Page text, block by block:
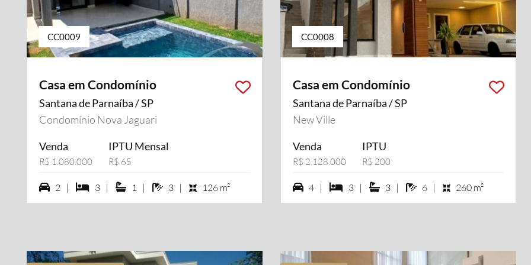
CC0009
Casa em Condomínio
Santana de Parnaíba / SP
Condomínio Nova Jaguari
Venda
R$ 1.080.000
IPTU Mensal
R$ 65
2 vagas na garagem
2 | 3 dormiórios
3 | 1 suítes
1 | 3 banheiros
3 | 126 m²
CC0008
Casa em Condomínio
Santana de Parnaíba / SP
New Ville
Venda
R$ 2.128.000
IPTU
R$ 200
4 vagas na garagem
4 | 3 dormiórios
3 | 3 suítes
3 | 6 banheiros
6 | 260 m²